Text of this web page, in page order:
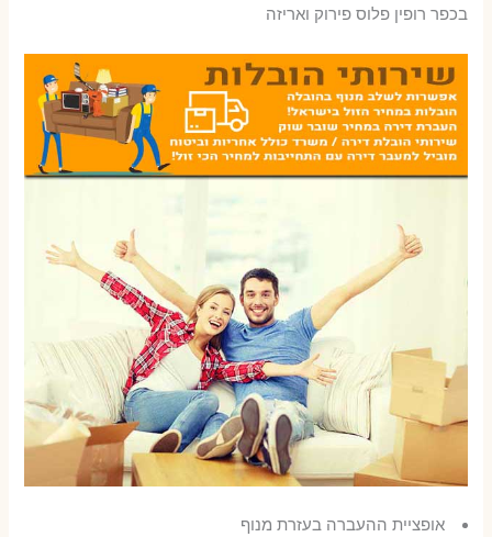
בכפר רופין פלוס פירוק ואריזה
אופציית ההעברה בעזרת מנוף